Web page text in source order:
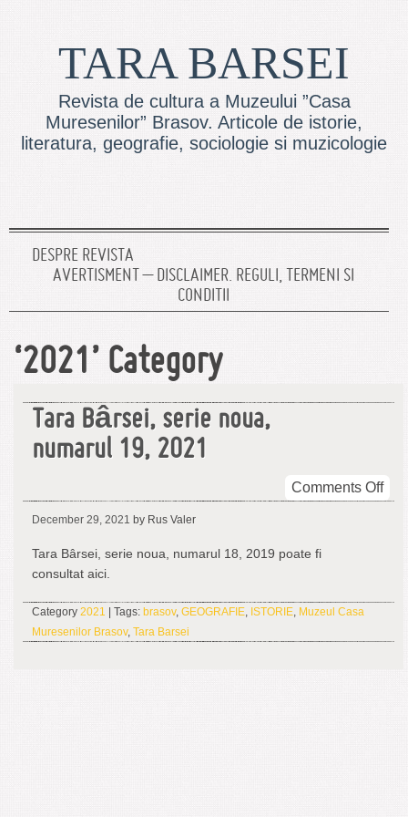
TARA BARSEI
Revista de cultura a Muzeului ”Casa
Muresenilor” Brasov. Articole de istorie,
literatura, geografie, sociologie si muzicologie
DESPRE REVISTA
AVERTISMENT – DISCLAIMER. REGULI, TERMENI SI
CONDITII
‘2021’ Category
Tara Bârsei, serie noua,
numarul 19, 2021
Comments Offon
19,
December 29, 2021 by Rus Valer
Tara Bârsei, serie noua, numarul 18, 2019 poate fi
consultat aici.
Category 2021 | Tags: brasov, GEOGRAFIE, ISTORIE, Muzeul Casa
Muresenilor Brasov, Tara Barsei